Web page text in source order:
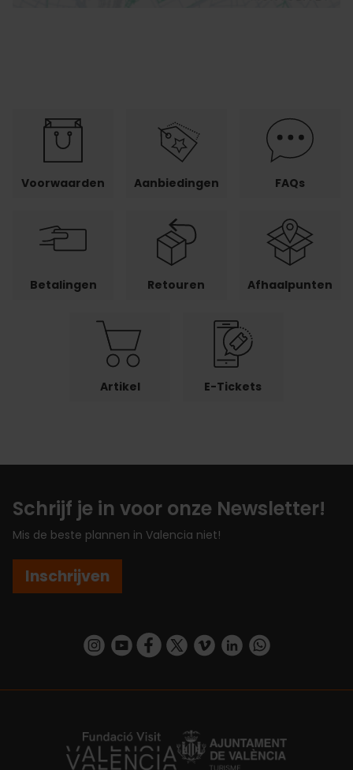
Voorwaarden Aanbiedingen FAQs
Betalingen Retouren Afhaalpunten
Artikel E-Tickets
Schrijf je in voor onze Newsletter!
Mis de beste plannen in Valencia niet!
Inschrijven
https://www.instagram.com/visit_valencia/
https://www.youtube.com/user/
https://www.facebook.com/
https://twitter.com/
https://vimeo.com/
https://www.linkedin.com/company/turismo-valencia/https://api.whatsapp.com/send/
https://fundacion.visitvalencia.com/